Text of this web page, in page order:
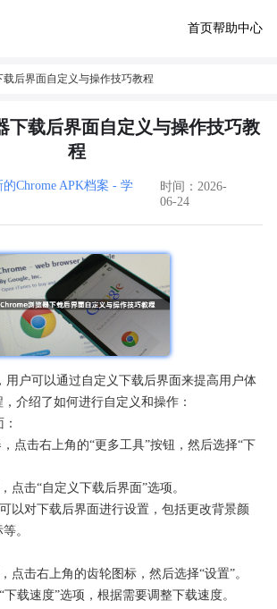
首页帮助中心
载后界面自定义与操作技巧教程
下载后界面自定义与操作技巧教
程
Chrome APK档案 - 学
时间：2026-
06-24
用户可以通过自定义下载后界面来提高用户体
介绍了如何进行自定义和操作：
点击右上角的“更多工具”按钮，然后选择“下
点击“自定义下载后界面”选项。
以对下载后界面进行设置，包括更改背景颜
。
点击右上角的齿轮图标，然后选择“设置”。
载速度”选项，根据需要调整下载速度。